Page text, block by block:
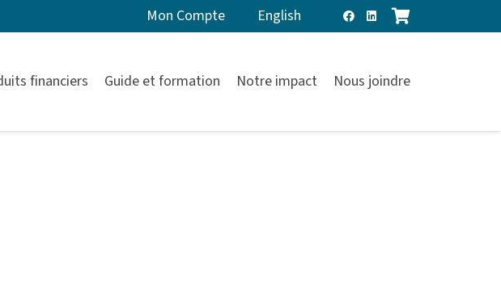
Mon Compte English
financiers Guide et formation Notre impact Nous joindre